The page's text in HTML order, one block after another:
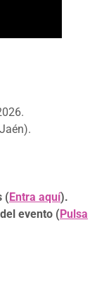
( Entra aquí).
evento ( Pulsa